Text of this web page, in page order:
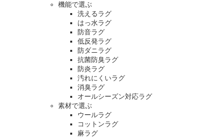
機能で選ぶ
洗えるラグ
はっ水ラグ
防音ラグ
低反発ラグ
防ダニラグ
抗菌防臭ラグ
防炎ラグ
汚れにくいラグ
消臭ラグ
オールシーズン対応ラグ
素材で選ぶ
ウールラグ
コットンラグ
麻ラグ